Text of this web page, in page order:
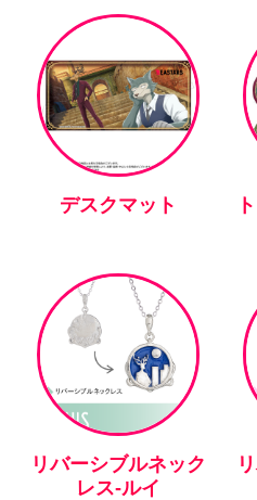
デスクマット
リバーシブルネック
レス-ルイ